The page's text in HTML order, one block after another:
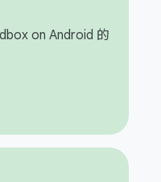
on Android 的